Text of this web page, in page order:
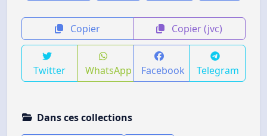
Copier Copier (jvc)
Twitter WhatsApp Facebook Telegram
Dans ces collections